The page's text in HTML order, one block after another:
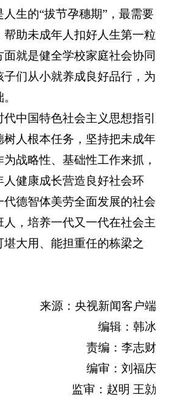
生的“拔节孕穗期”，最需要
助未成年人扣好人生第一粒
就是健全学校家庭社会协同
们从小就养成良好品行，为
中国特色社会主义思想指引
人根本任务，坚持把未成年
战略性、基础性工作来抓，
人健康成长营造良好社会环
德智体美劳全面发展的社会
人，培养一代又一代在社会主
堪大用、能担重任的栋梁之
来源：央视新闻客户端
编辑：韩冰
责编：李志财
编审：刘福庆
监审：赵明 王勍